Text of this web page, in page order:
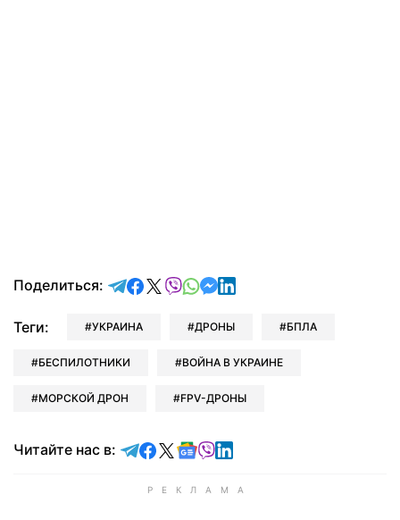
Поделиться: отправить в Telegram
поделиться в Facebook
поделиться в X
отправить в Viber
отправить в Whatsapp
отправить в Messenger
отправить в LinkedIn
Теги: УКРАИНА ДРОНЫ БПЛА
БЕСПИЛОТНИКИ ВОЙНА В УКРАИНЕ
МОРСКОЙ ДРОН FPV-ДРОНЫ
Читайте нас в: Читайте в Telegram
Читайте в Facebook
Читайте в X
Читайте в Google news
Читайте в Viber
Читайте в LinkedIn